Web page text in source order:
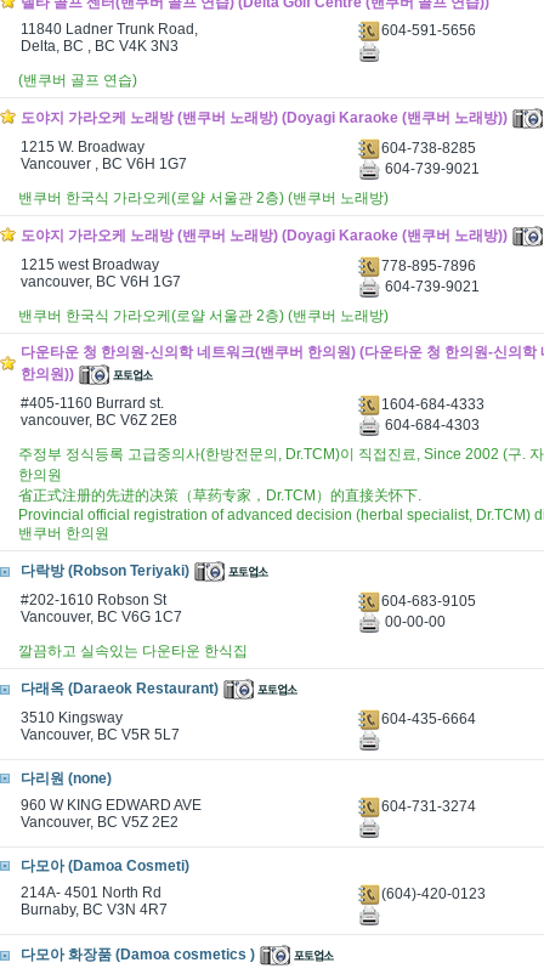
11840 Ladner Trunk Road,
Delta, BC , BC V4K 3N3
604-591-5656
(밴쿠버 골프 연습)
도야지 가라오케 노래방 (밴쿠버 노래방) (Doyagi Karaoke (밴쿠버 노래방))
1215 W. Broadway
Vancouver , BC V6H 1G7
604-738-8285
604-739-9021
밴쿠버 한국식 가라오케(로얄 서울관 2층) (밴쿠버 노래방)
도야지 가라오케 노래방 (밴쿠버 노래방) (Doyagi Karaoke (밴쿠버 노래방))
1215 west Broadway
vancouver, BC V6H 1G7
778-895-7896
604-739-9021
밴쿠버 한국식 가라오케(로얄 서울관 2층) (밴쿠버 노래방)
다운타운 청 한의원-신의학 네트워크(밴쿠버 한의원) (다운타운 청 한의원-신의학
한의원))
#405-1160 Burrard st.
vancouver, BC V6Z 2E8
1604-684-4333
604-684-4303
주정부 정식등록 고급중의사(한방전문의, Dr.TCM)이 직접진료, Since 2002 (구.
한의원
省正式注册的先进的决策（草药专家，Dr.TCM）的直接关怀下.
Provincial official registration of advanced decision (herbal specialist, Dr.TCM)
밴쿠버 한의원
다락방 (Robson Teriyaki)
#202-1610 Robson St
Vancouver, BC V6G 1C7
604-683-9105
00-00-00
깔끔하고 실속있는 다운타운 한식집
다래옥 (Daraeok Restaurant)
3510 Kingsway
Vancouver, BC V5R 5L7
604-435-6664
다리원 (none)
960 W KING EDWARD AVE
Vancouver, BC V5Z 2E2
604-731-3274
다모아 (Damoa Cosmeti)
214A- 4501 North Rd
Burnaby, BC V3N 4R7
(604)-420-0123
다모아 화장품 (Damoa cosmetics )